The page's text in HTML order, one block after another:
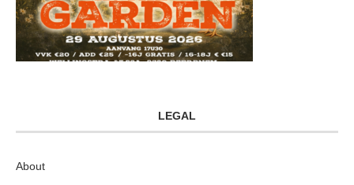
LEGAL
About